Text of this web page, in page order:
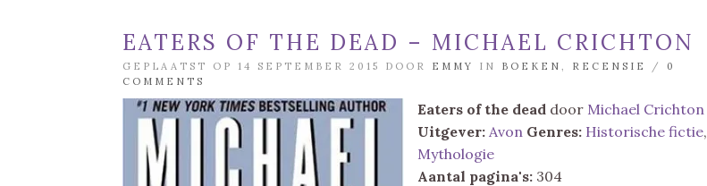
EATERS OF THE DEAD – MICHAEL CRICHTON
GEPLAATST OP 14 SEPTEMBER 2015 DOOR EMMY IN BOEKEN , RECENSIE / 0
COMMENTS
Eaters of the dead door Michael Crichton
Uitgever: Avon Genres: Historische fictie,
Mythologie
Aantal pagina's: 304